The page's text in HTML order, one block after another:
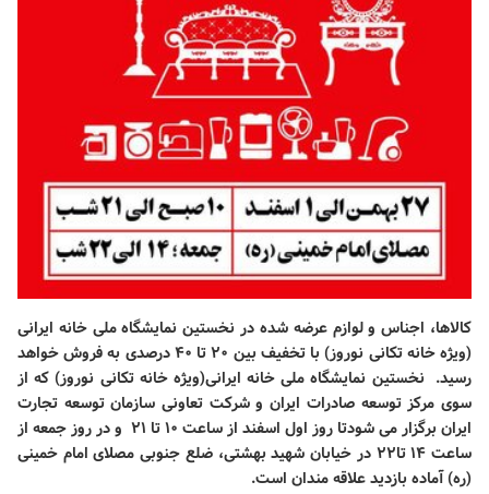
کالاها، اجناس و لوازم عرضه شده در نخستین نمایشگاه ملی خانه ایرانی
(ویژه خانه تکانی نوروز) با تخفیف بین ۲۰ تا ۴۰ درصدی به فروش خواهد
رسید. نخستین نمایشگاه ملی خانه ایرانی(ویژه خانه تکانی نوروز) که از
سوی مرکز توسعه صادرات ایران و شرکت تعاونی سازمان توسعه تجارت
ایران برگزار می شودتا روز اول اسفند از ساعت ۱۰ تا ۲۱ و در روز جمعه از
ساعت ۱۴ تا۲۲ در خیابان شهید بهشتی، ضلع جنوبی مصلای امام خمینی
(ره) آماده بازدید علاقه مندان است.